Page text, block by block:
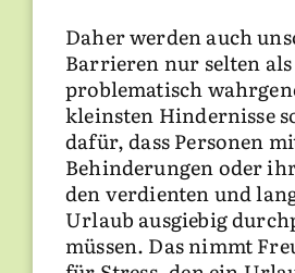
Daher werden auch
Barrieren nur selten als
problematisch
kleinsten Hindernisse
dafür, dass Personen
Behinderungen oder
den verdienten und
Urlaub ausgiebig
müssen. Das nimmt
Unterkunft doch nicht
ist. Ein ebenerdiger
Räumen und
geschultes Personal
eines erholsamen und
regenerierenden
Menschen mit
Bedürfnissen.
In Ruhe Energie tanken
Entspannung erleben,
langersehnte Kraft für
Ihre erholsame Auszeit
allem perfekte
garantieren. In einem
Urlaub sind Ihnen die
der Planung behilflich,